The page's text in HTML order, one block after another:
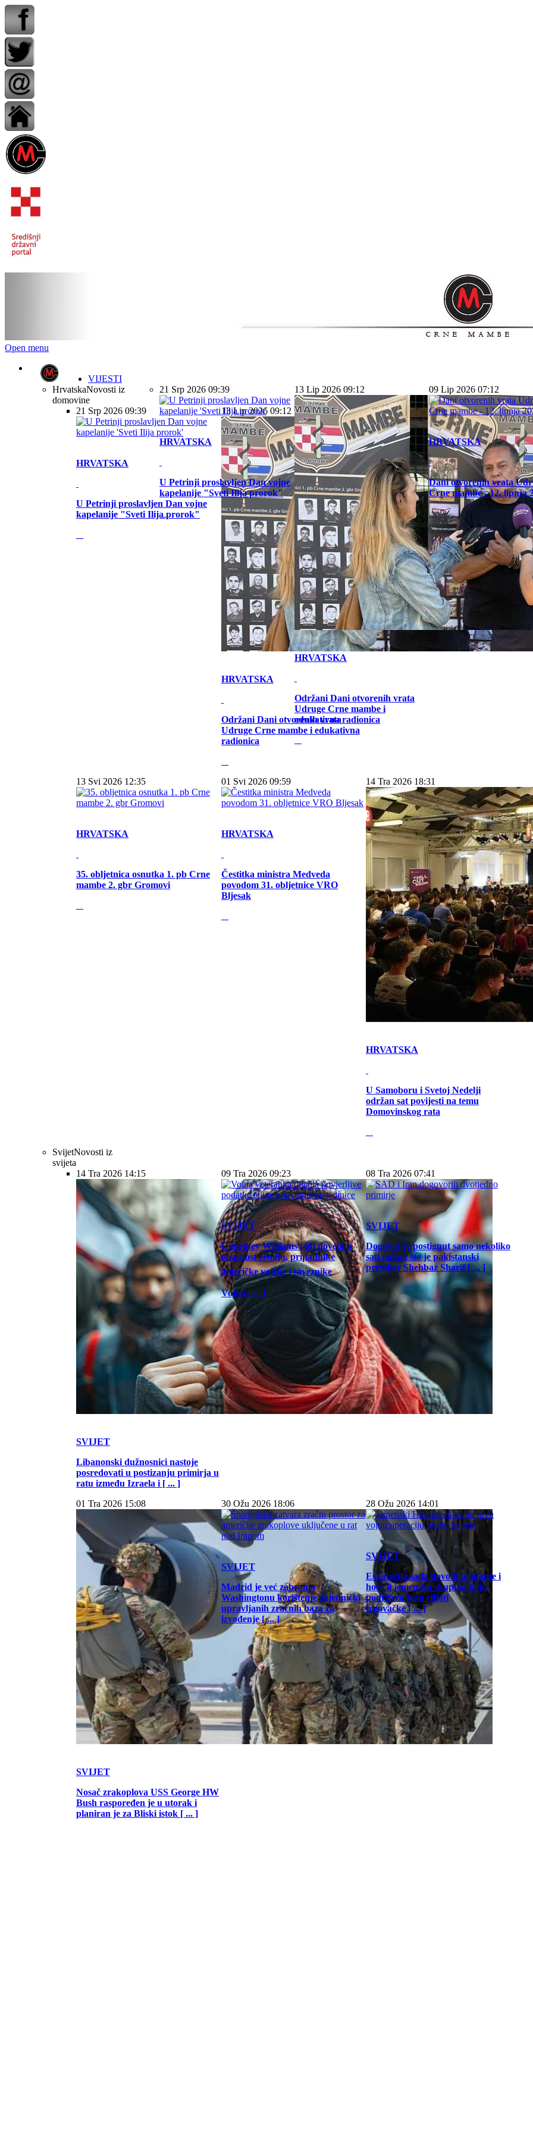
Open menu
VIJESTI
HrvatskaNovosti iz
domovine
21 Srp 2026 09:39
HRVATSKA
U Petrinji proslavljen Dan vojne
kapelanije "Sveti Ilija prorok"
13 Lip 2026 09:12
HRVATSKA
Održani Dani otvorenih vrata
Udruge Crne mambe i edukativna
radionica
09 Lip 2026 07:12
HRVATSKA
Dani otvorenih vrata Udruge Crne
mambe - 12. lipnja 2026.
13 Svi 2026 12:35
HRVATSKA
35. obljetnica osnutka 1. pb Crne
mambe 2. gbr Gromovi
01 Svi 2026 09:59
HRVATSKA
Čestitka ministra Medveda
povodom 31. obljetnice VRO
Bljesak
14 Tra 2026 18:31
HRVATSKA
U Samoboru i Svetoj Nedelji
održan sat povijesti na temu
Domovinskog rata
SvijetNovosti iz
svijeta
14 Tra 2026 14:15
SVIJET
Libanonski dužnosnici nastoje
posredovati u postizanju primirja u
ratu između Izraela i [ ... ]
09 Tra 2026 09:23
SVIJET
Courtney Williams (40) dovela u
opasnost zemlju, pripadnike
američke vojske i saveznike
Vojna [ ... ]
08 Tra 2026 07:41
SVIJET
Dogovor je postignut samo nekoliko
sati nakon što je pakistanski
premijer Shehbaz Sharif [ ... ]
01 Tra 2026 15:08
SVIJET
Nosač zrakoplova USS George HW
Bush raspoređen je u utorak i
planiran je za Bliski istok [ ... ]
30 Ožu 2026 18:06
SVIJET
Madrid je već zabranio
Washingtonu korištenje zajednički
upravljanih zračnih baza za
izvođenje [ ... ]
28 Ožu 2026 14:01
SVIJET
Eskalacija sada dovodi u pitanje i
hoće li jemenska skupina koju
podržava Iran ciljati
trgovačke [ ... ]
21 Srp 2026 09:39
HRVATSKA
U Petrinji proslavljen Dan vojne
kapelanije "Sveti Ilija prorok"
13 Lip 2026 09:12
HRVATSKA
Održani Dani otvorenih vrata
Udruge Crne mambe i
edukativna radionica
09 Lip 2026 07:12
HRVATSKA
Dani otvorenih vrata
Crne mambe - 12. lipnja